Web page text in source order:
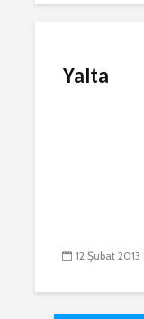
Yalta
12 Şubat 2013